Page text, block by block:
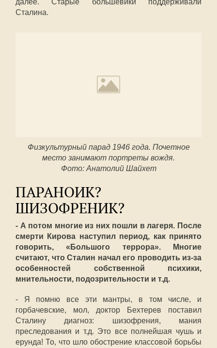
далее. Старые большевики поддерживали
Сталина.
Физкультурный парад 1946 года. Почетное
место занимают портреты вождя.
Фото: Анатолий Шайхет
ПАРАНОИК?
ШИЗОФРЕНИК?
- А потом многие из них пошли в лагеря. После
смерти Кирова наступил период, как принято
говорить, «Большого террора». Многие
считают, что Сталин начал его проводить из-за
особенностей собственной психики,
мнительности, подозрительности и т.д.
- Я помню все эти мантры, в том числе, и
горбачевские, мол, доктор Бехтерев поставил
Сталину диагноз: шизофрения, мания
преследования и т.д. Это все полнейшая чушь и
ерунда! То, что шло обострение классовой борьбы